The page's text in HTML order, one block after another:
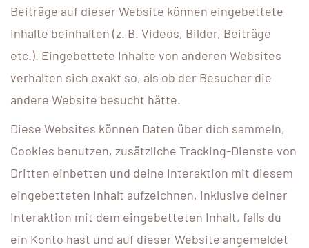
Beiträge auf dieser Website können eingebettete
Inhalte beinhalten (z. B. Videos, Bilder, Beiträge
etc.). Eingebettete Inhalte von anderen Websites
verhalten sich exakt so, als ob der Besucher die
andere Website besucht hätte.
Diese Websites können Daten über dich sammeln,
Cookies benutzen, zusätzliche Tracking-Dienste von
Dritten einbetten und deine Interaktion mit diesem
eingebetteten Inhalt aufzeichnen, inklusive deiner
Interaktion mit dem eingebetteten Inhalt, falls du
ein Konto hast und auf dieser Website angemeldet